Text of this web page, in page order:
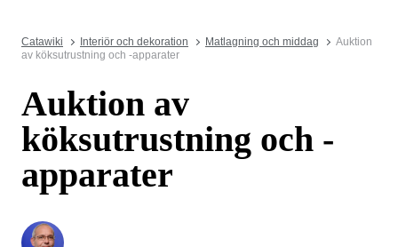
Catawiki Interiör och dekoration Matlagning och middag
Auktion
av köksutrustning och -apparater
Auktion av
köksutrustning och -
apparater